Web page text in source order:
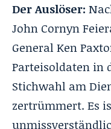
Der Auslöser:
John Cornyn
General Ken
Parteisoldaten in
Stichwahl am
zertrümmert. Es